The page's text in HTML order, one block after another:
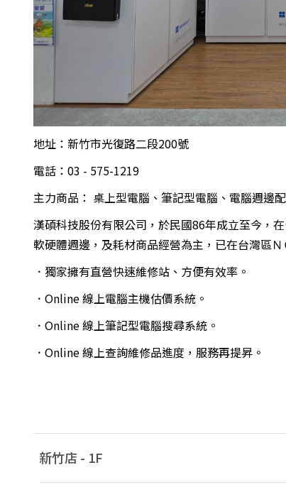
地址：新竹市光復路二段200號
電話：03 - 575-1219
主力商品： 桌上型電腦、筆記型電腦、電腦週邊
漢碩科技股份有限公司，於民國86年成立至今，
軟硬體週邊，及耗材商品經營為主，已在台灣區
．獨家擁有直營快速維修站、方便有效率。
．Online 線上電腦主機估價系統。
．Online 線上筆記型電腦搜尋系統。
．Online 線上查詢維修品進度，服務再提昇。
新竹店 - 1F